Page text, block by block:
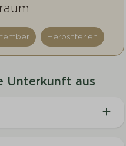
Herbstferien
Unterkunft aus